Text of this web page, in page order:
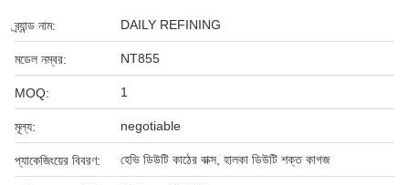
ব্র্যান্ড নাম: DAILY REFINING
মডেল নম্বর: NT855
MOQ: 1
মূল্য: negotiable
প্যাকেজিংয়ের বিবরণ: হেভি ডিউটি ​​কাঠের বাক্স, হালকা ডিউটি ​​শক্ত কাগজ